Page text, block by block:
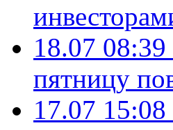
18.07 08:39
пятницу
17.07 15:08